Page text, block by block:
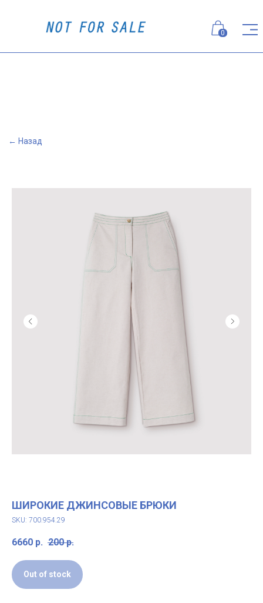
0
← Назад
ШИРОКИЕ ДЖИНСОВЫЕ БРЮКИ
SKU: 700.954.29
6660 р. 200 р.
Out of stock